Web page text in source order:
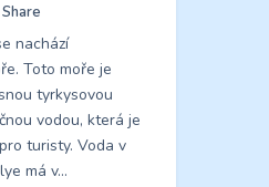
Share
nachází
Toto moře je
tyrkysovou
vodou, která je
turisty. Voda v
má v…